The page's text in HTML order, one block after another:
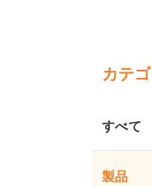
カテゴ
すべて
製品